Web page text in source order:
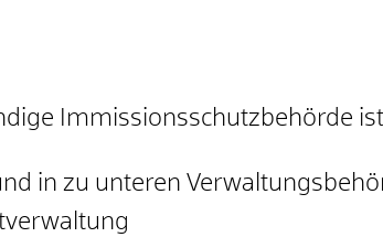
Immissionsschutzbehörde ist
in zu unteren